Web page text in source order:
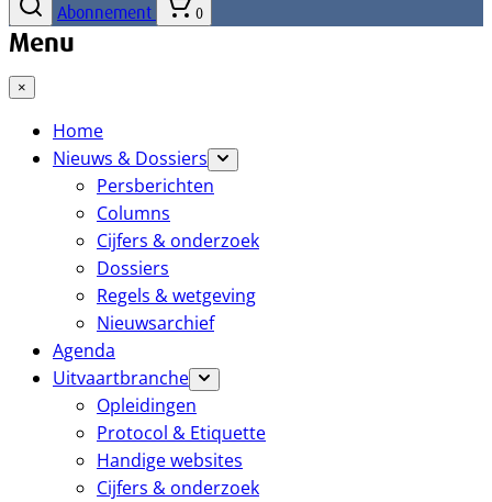
Abonnement 0
Menu
×
Home
Nieuws & Dossiers
Persberichten
Columns
Cijfers & onderzoek
Dossiers
Regels & wetgeving
Nieuwsarchief
Agenda
Uitvaartbranche
Opleidingen
Protocol & Etiquette
Handige websites
Cijfers & onderzoek